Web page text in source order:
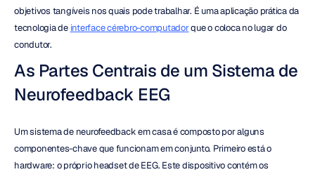
objetivos tangíveis nos quais pode trabalhar. É uma aplicação prática da
tecnologia de interface cérebro-computador que o coloca no lugar do
condutor.
As Partes Centrais de um Sistema de
Neurofeedback EEG
Um sistema de neurofeedback em casa é composto por alguns
componentes-chave que funcionam em conjunto. Primeiro está o
hardware: o próprio headset de EEG. Este dispositivo contém os